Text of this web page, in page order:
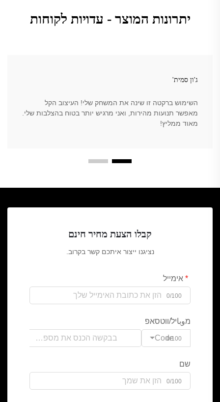
יתרונות המוצר - עדויות לקוחות
ג'ון סמית'
השימוש ברקטה זו שינה את המשחק שלי! העיצוב הקל
מאפשר תנועות מהירות, ואני מרגיש יותר בטוח בהצלבות שלי.
מאוד ממליץ!
קבלו הצעת מחיר חינם
נציגנו ייצור איתכם קשר בקרוב.
אימייל
0/100
מوباיל/ווטסאפ
Code0/100
שם
0/100